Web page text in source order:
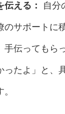
伝える： 自分
のサポートに
手伝ってもら
ったよ」と、